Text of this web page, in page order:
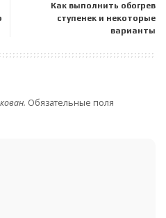
Как выполнить обогрев
ступенек и некоторые
варианты
Обязательные поля